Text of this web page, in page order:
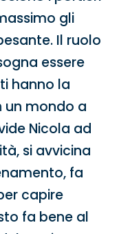
gli
Il ruolo
essere
hanno la
un mondo a
Nicola ad
si avvicina
fa
capire
fa bene al